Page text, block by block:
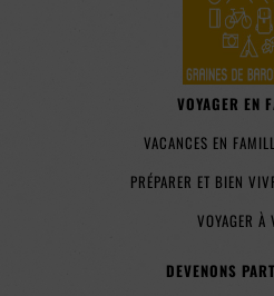
VOYAGER EN
VACANCES EN
PRÉPARER ET BIEN
VOYAGER À
DEVENONS